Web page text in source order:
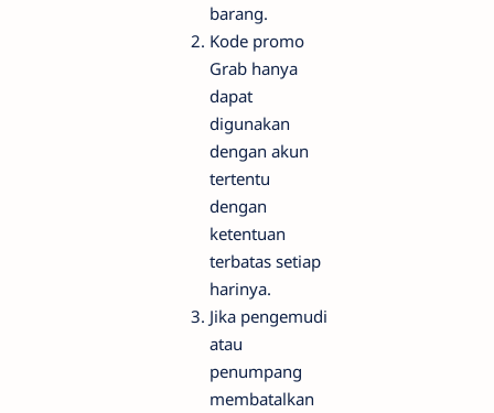
barang.
Kode promo
Grab hanya
dapat
digunakan
dengan akun
tertentu
dengan
ketentuan
terbatas setiap
harinya.
Jika pengemudi
atau
penumpang
membatalkan